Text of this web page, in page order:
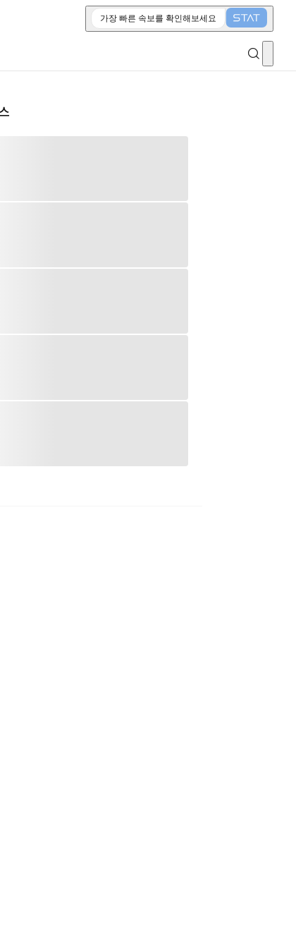
가장 빠른 속보를 확인해보세요